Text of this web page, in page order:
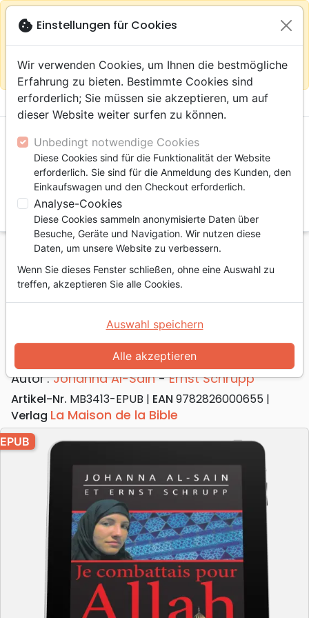
Auf der Webseite Europa bleiben close
warningGemäß
Ihrem
Einkauf im ShopDas Haus der Bibel Schweiz
menu shopping_cart
Suche
Startseite eBooks
Biographien
Je combattais pour Allah - Une femme à la
recherche de la vérité - ebook
Je combattais pour Allah
Une femme à la recherche de la vérité -
Autor :Johanna Al-Sain-Ernst Schrupp
Artikel-Nr. MB3413-EPUB EAN 9782826000655
Verlag La Maison de la Bible
EPUB
cookie Einstellungen für Cookies
Wir verwenden Cookies, um Ihnen die bestmögliche
Erfahrung zu bieten. Bestimmte Cookies sind
erforderlich; Sie müssen sie akzeptieren, um auf
dieser Website weiter surfen zu können.
Unbedingt notwendige Cookies
Diese Cookies sind für die Funktionalität der Website
erforderlich. Sie sind für die Anmeldung des Kunden, den
Einkaufswagen und den Checkout erforderlich.
Analyse-Cookies
Diese Cookies sammeln anonymisierte Daten über
Besuche, Geräte und Navigation. Wir nutzen diese
Daten, um unsere Website zu verbessern.
Wenn Sie dieses Fenster schließen, ohne eine Auswahl zu
treffen, akzeptieren Sie alle Cookies.
Alle akzeptieren
Auswahl speichern